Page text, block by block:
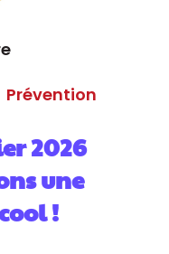
Prévention
2026
une
!